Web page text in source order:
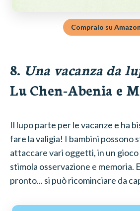
Compralo su Amazon
8. Una vacanza da
Lu Chen-Abenia e
Il lupo parte per le vacanze e ha
fare la valigia! I bambini possono
attaccare vari oggetti, in un
stimola osservazione e memoria.
pronto... si può ricominciare da